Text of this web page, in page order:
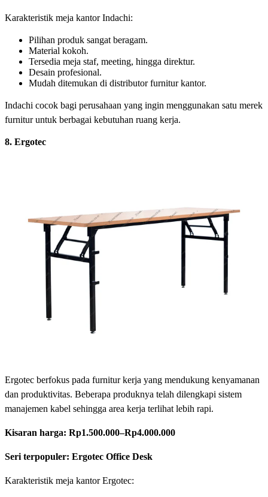
Karakteristik meja kantor Indachi:
Pilihan produk sangat beragam.
Material kokoh.
Tersedia meja staf, meeting, hingga direktur.
Desain profesional.
Mudah ditemukan di distributor furnitur kantor.
Indachi cocok bagi perusahaan yang ingin menggunakan satu merek
furnitur untuk berbagai kebutuhan ruang kerja.
8. Ergotec
Ergotec berfokus pada furnitur kerja yang mendukung kenyamanan
dan produktivitas. Beberapa produknya telah dilengkapi sistem
manajemen kabel sehingga area kerja terlihat lebih rapi.
Kisaran harga: Rp1.500.000–Rp4.000.000
Seri terpopuler: Ergotec Office Desk
Karakteristik meja kantor Ergotec: